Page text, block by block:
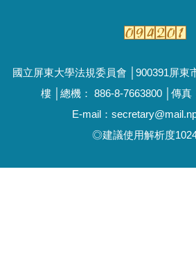
國立屏東大學法規委員會 │900391屏東
樓 │總機： 886-8-7663800 │傳真
E-mail：
◎建議使用解析度